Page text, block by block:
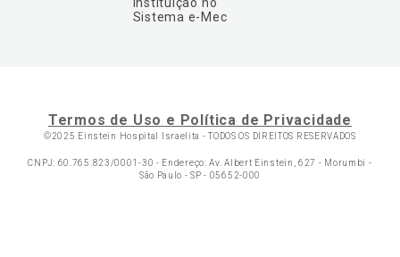
Sistema e-Mec
Termos de Uso e Política de Privacidade
©2025 Einstein Hospital Israelita -TODOS OS DIREITOS RESERVADOS
CNPJ: 60.765.823/0001-30 - Endereço: Av. Albert Einstein, 627 - Morumbi -
São Paulo - SP - 05652-000